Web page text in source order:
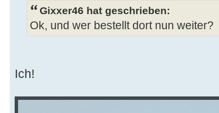
Gixxer46 hat geschrieben:
Ok, und wer bestellt dort nun weiter?
Ich!